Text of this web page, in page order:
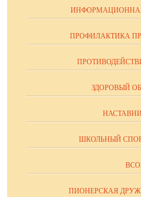
ПРОФИЛАКТИКА
ЗДОРОВЫЙ
ШКОЛЬНЫЙ
ПИОНЕРСКАЯ